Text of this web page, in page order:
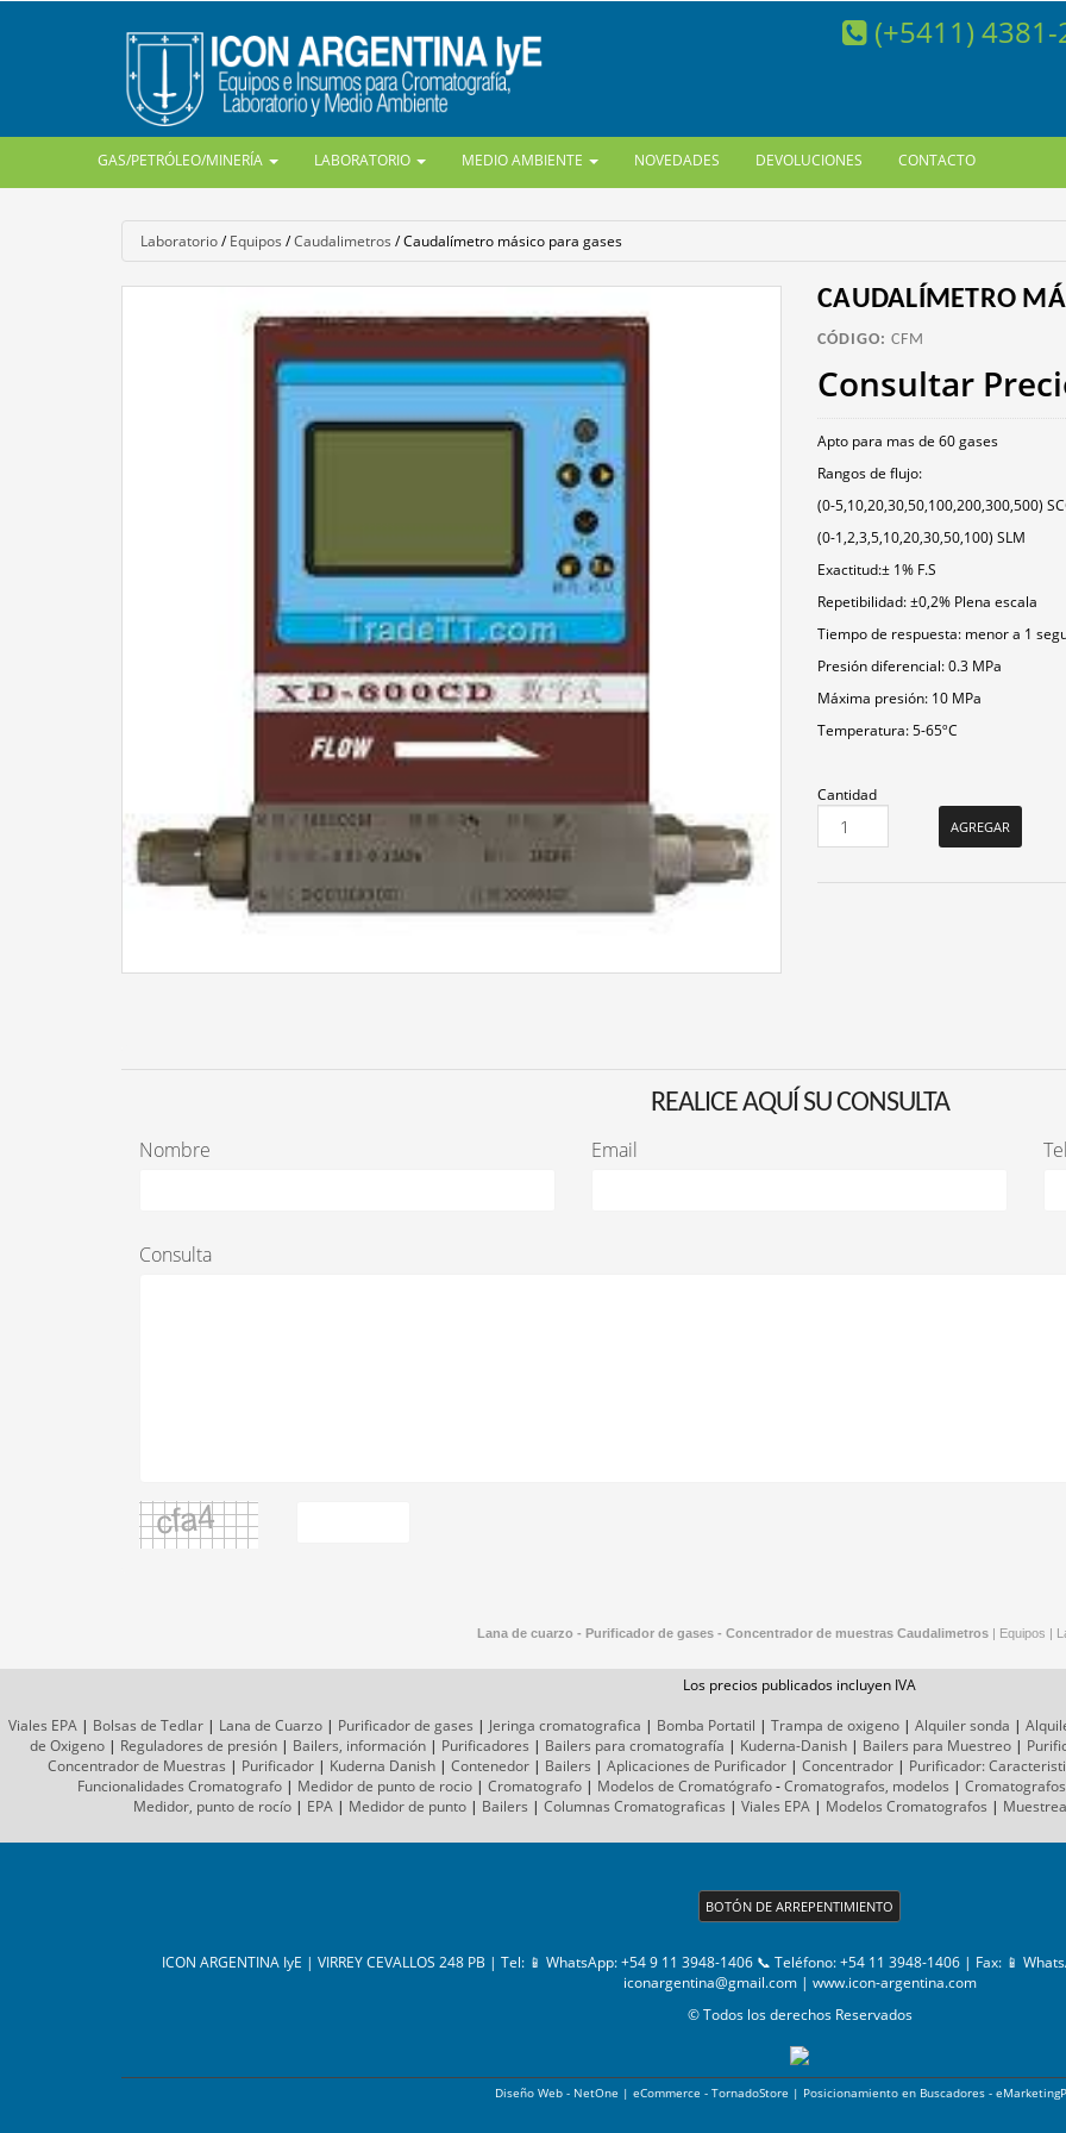
GAS/PETRÓLEO/MINERÍA LABORATORIO MEDIO AMBIENTE NOVEDADES DEVOLUCIONES CONTACTO
(+5411)
Laboratorio/Equipos /Caudalimetros /Caudalímetro másico para gases
CAUDALÍMETRO
CÓDIGO: CFM
Consultar
Apto para mas de 60 gases
Rangos de flujo:
(0-5,10,20,30,50,100,200,300,500)
(0-1,2,3,5,10,20,30,50,100) SLM
Exactitud:± 1% F.S
Repetibilidad: ±0,2% Plena escala
Tiempo de respuesta: menor a 1
Presión diferencial: 0.3 MPa
Máxima presión: 10 MPa
Temperatura: 5-65ºC
Cantidad
REALICE AQUÍ SU CONSULTA
Nombre Email
Consulta
Lana de cuarzo - Purificador de gases - Concentrador de muestras Caudalimetros | Equipos |
Los precios publicados incluyen IVA
Viales EPA| Bolsas de Tedlar| Lana de Cuarzo| Purificador de gases | Jeringa cromatografica | Bomba Portatil | Trampa de oxigeno| Alquiler sonda |
de Oxigeno | Reguladores de presión | Bailers, información | Purificadores | Bailers para cromatografía | Kuderna-Danish | Bailers para Muestreo |
Concentrador de Muestras | Purificador | Kuderna Danish | Contenedor | Bailers | Aplicaciones de Purificador | Concentrador | Purificador:
Funcionalidades Cromatografo| Medidor de punto de rocio| Cromatografo| Modelos de Cromatógrafo-Cromatografos, modelos |
Medidor, punto de rocío | EPA | Medidor de punto | Bailers | Columnas Cromatograficas | Viales EPA | Modelos Cromatografos |
BOTÓN DE ARREPENTIMIENTO
ICON ARGENTINA IyE | VIRREY CEVALLOS 248 PB | Tel: 📱 WhatsApp: +54 9 11 3948-1406 📞 Teléfono: +54 11 3948-1406 | Fax: 📱
iconargentina@gmail.com| www.icon-argentina.com
© Todos los derechos Reservados
Diseño Web - NetOne | eCommerce - TornadoStore | Posicionamiento en Buscadores -